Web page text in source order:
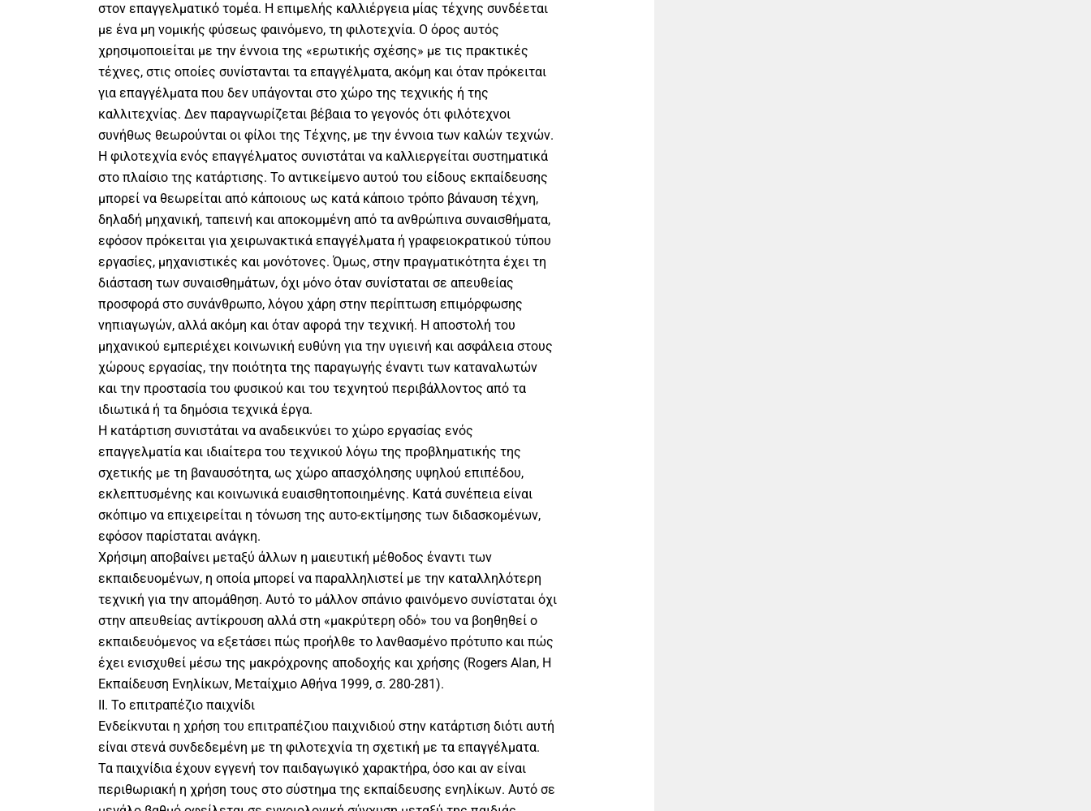
στον επαγγελματικό τομέα. Η επιμελής καλλιέργεια μίας τέχνης συνδέεται
με ένα μη νομικής φύσεως φαινόμενο, τη φιλοτεχνία. Ο όρος αυτός
χρησιμοποιείται με την έννοια της «ερωτικής σχέσης» με τις πρακτικές
τέχνες, στις οποίες συνίστανται τα επαγγέλματα, ακόμη και όταν πρόκειται
για επαγγέλματα που δεν υπάγονται στο χώρο της τεχνικής ή της
καλλιτεχνίας. Δεν παραγνωρίζεται βέβαια το γεγονός ότι φιλότεχνοι
συνήθως θεωρούνται οι φίλοι της Τέχνης, με την έννοια των καλών τεχνών.
Η φιλοτεχνία ενός επαγγέλματος συνιστάται να καλλιεργείται συστηματικά
στο πλαίσιο της κατάρτισης. Το αντικείμενο αυτού του είδους εκπαίδευσης
μπορεί να θεωρείται από κάποιους ως κατά κάποιο τρόπο βάναυση τέχνη,
δηλαδή μηχανική, ταπεινή και αποκομμένη από τα ανθρώπινα συναισθήματα,
εφόσον πρόκειται για χειρωνακτικά επαγγέλματα ή γραφειοκρατικού τύπου
εργασίες, μηχανιστικές και μονότονες. Όμως, στην πραγματικότητα έχει τη
διάσταση των συναισθημάτων, όχι μόνο όταν συνίσταται σε απευθείας
προσφορά στο συνάνθρωπο, λόγου χάρη στην περίπτωση επιμόρφωσης
νηπιαγωγών, αλλά ακόμη και όταν αφορά την τεχνική. Η αποστολή του
μηχανικού εμπεριέχει κοινωνική ευθύνη για την υγιεινή και ασφάλεια στους
χώρους εργασίας, την ποιότητα της παραγωγής έναντι των καταναλωτών
και την προστασία του φυσικού και του τεχνητού περιβάλλοντος από τα
ιδιωτικά ή τα δημόσια τεχνικά έργα.
Η κατάρτιση συνιστάται να αναδεικνύει το χώρο εργασίας ενός
επαγγελματία και ιδιαίτερα του τεχνικού λόγω της προβληματικής της
σχετικής με τη βαναυσότητα, ως χώρο απασχόλησης υψηλού επιπέδου,
εκλεπτυσμένης και κοινωνικά ευαισθητοποιημένης. Κατά συνέπεια είναι
σκόπιμο να επιχειρείται η τόνωση της αυτο-εκτίμησης των διδασκομένων,
εφόσον παρίσταται ανάγκη.
Χρήσιμη αποβαίνει μεταξύ άλλων η μαιευτική μέθοδος έναντι των
εκπαιδευομένων, η οποία μπορεί να παραλληλιστεί με την καταλληλότερη
τεχνική για την απομάθηση. Αυτό το μάλλον σπάνιο φαινόμενο συνίσταται όχι
στην απευθείας αντίκρουση αλλά στη «μακρύτερη οδό» του να βοηθηθεί ο
εκπαιδευόμενος να εξετάσει πώς προήλθε το λανθασμένο πρότυπο και πώς
έχει ενισχυθεί μέσω της μακρόχρονης αποδοχής και χρήσης (Rogers Alan, Η
Εκπαίδευση Ενηλίκων, Μεταίχμιο Αθήνα 1999, σ. 280-281).
ΙΙ. Το επιτραπέζιο παιχνίδι
Ενδείκνυται η χρήση του επιτραπέζιου παιχνιδιού στην κατάρτιση διότι αυτή
είναι στενά συνδεδεμένη με τη φιλοτεχνία τη σχετική με τα επαγγέλματα.
Τα παιχνίδια έχουν εγγενή τον παιδαγωγικό χαρακτήρα, όσο και αν είναι
περιθωριακή η χρήση τους στο σύστημα της εκπαίδευσης ενηλίκων. Αυτό σε